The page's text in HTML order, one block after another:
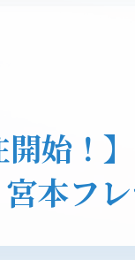
始！】
本フ
ット